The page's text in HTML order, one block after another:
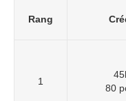
Rang
1
80